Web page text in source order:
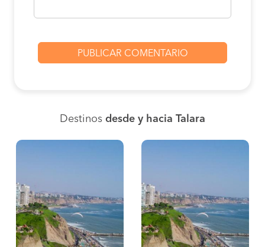
Destinos desde y hacia Talara